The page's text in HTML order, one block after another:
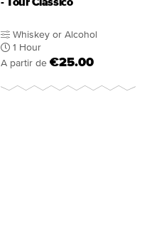
Whiskey or Alcohol
1 Hour
A partir de €25.00